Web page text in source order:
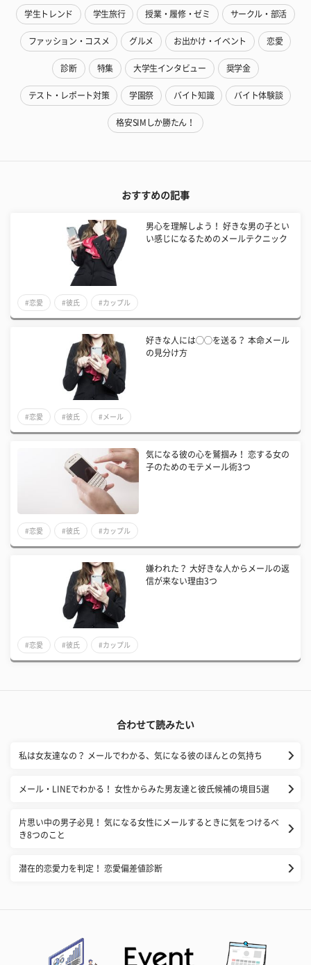
学生トレンド 学生旅行 授業・履修・ゼミ サークル・部活
ファッション・コスメ グルメ お出かけ・イベント 恋愛
診断 特集 大学生インタビュー 奨学金
テスト・レポート対策 学園祭 バイト知識 バイト体験談
格安SIMしか勝たん！
おすすめの記事
男心を理解しよう！ 好きな男の子とい
い感じになるためのメールテクニック
#恋愛 #彼氏 #カップル
好きな人には◯◯を送る？ 本命メール
の見分け方
#恋愛 #彼氏 #メール
気になる彼の心を鷲掴み！ 恋する女の
子のためのモテメール術3つ
#恋愛 #彼氏 #カップル
嫌われた？ 大好きな人からメールの返
信が来ない理由3つ
#恋愛 #彼氏 #カップル
合わせて読みたい
私は女友達なの？ メールでわかる、気になる彼のほんとの気持ち
メール・LINEでわかる！ 女性からみた男友達と彼氏候補の境目5選
片思い中の男子必見！ 気になる女性にメールするときに気をつけるべ
き8つのこと
潜在的恋愛力を判定！ 恋愛偏差値診断